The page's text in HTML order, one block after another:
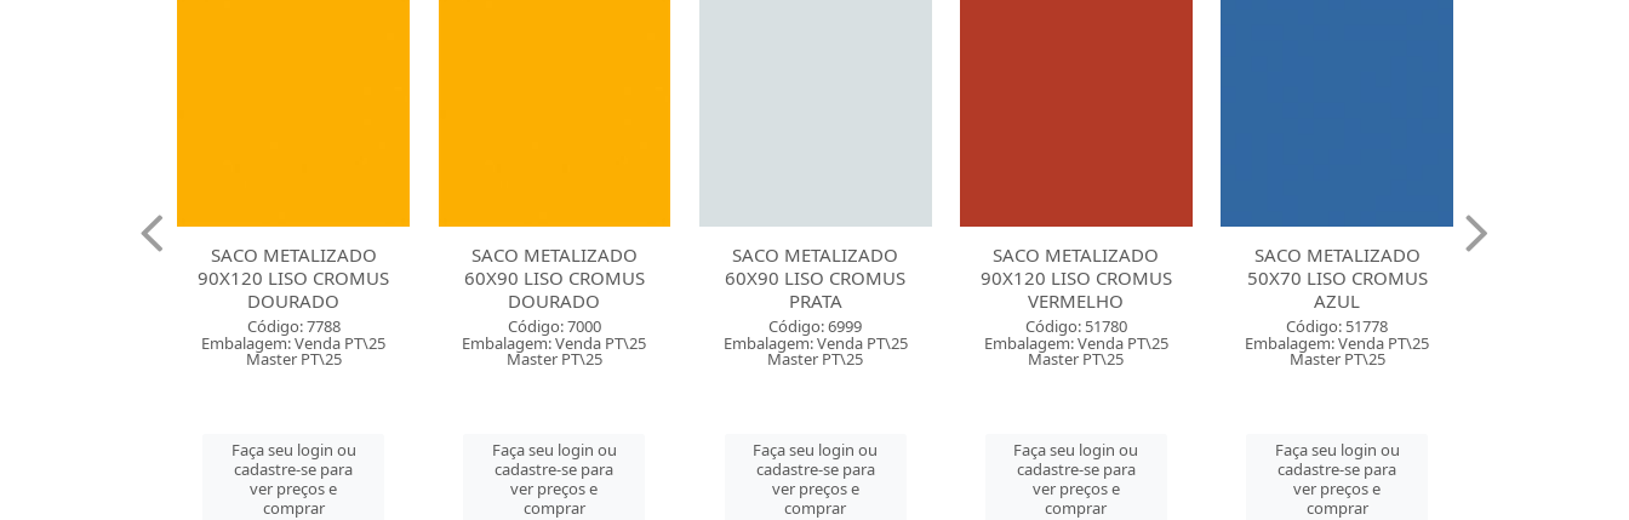
SACO METALIZADO
60X90 LISO CROMUS
DOURADO
Código: 7000
Embalagem: Venda PT\25
Master PT\25
Faça seu login ou
cadastre-se para
ver preços e
comprar
SACO METALIZADO
60X90 LISO CROMUS
PRATA
Código: 6999
Embalagem: Venda PT\25
Master PT\25
Faça seu login ou
cadastre-se para
ver preços e
comprar
SACO METALIZADO
90X120 LISO CROMUS
VERMELHO
Código: 51780
Embalagem: Venda PT\25
Master PT\25
Faça seu login ou
cadastre-se para
ver preços e
comprar
SACO METALIZADO
50X70 LISO CROMUS
AZUL
Código: 51778
Embalagem: Venda PT\25
Master PT\25
Faça seu login ou
cadastre-se para
ver preços e
comprar
SACO METALIZADO
60X90 LISO CROMUS
AZUL
Código: 51777
Embalagem: Venda PT\25
Master PT\25
Faça seu login ou
cadastre-se para
ver preços e
comprar